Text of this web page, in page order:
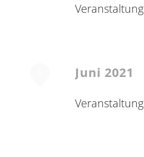
Veranstaltung
Juni 2021
Veranstaltung